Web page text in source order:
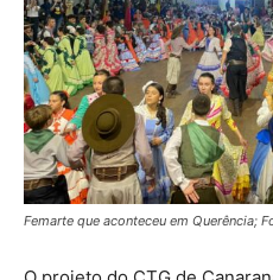
Femarte que aconteceu em Querência;